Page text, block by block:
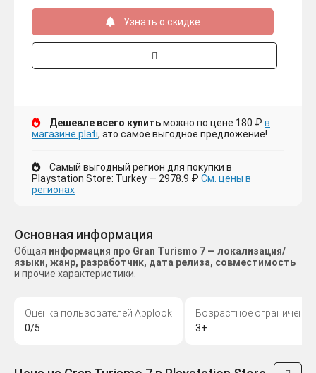
Узнать о скидке
Дешевле всего купитьможно по цене 180 ₽ в
магазине plati, это самое выгодное предложение!
Самый выгодный регион для покупки в
Playstation Store: Turkey — 2978.9 ₽ См. цены в
регионах
Основная информация
Общая информация про Gran Turismo 7 — локализация/
языки, жанр, разработчик, дата релиза, совместимость
и прочие характеристики.
Оценка пользователей Applook
0/5
Возрастное ограничение
3+